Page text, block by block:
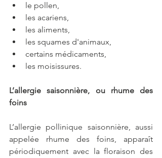
le pollen,
les acariens,
les aliments,
les squames d'animaux,
certains médicaments,
les moisissures.
L’allergie saisonnière, ou rhume des
foins
L’allergie pollinique saisonnière, aussi
appelée rhume des foins, apparaît
périodiquement avec la floraison des